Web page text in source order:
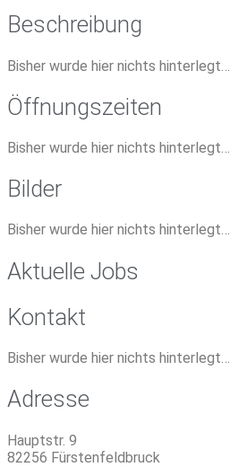
Beschreibung
Bisher wurde hier nichts hinterlegt…
Öffnungszeiten
Bisher wurde hier nichts hinterlegt…
Bilder
Bisher wurde hier nichts hinterlegt…
Aktuelle Jobs
Kontakt
Bisher wurde hier nichts hinterlegt…
Adresse
Hauptstr. 9
82256 Fürstenfeldbruck